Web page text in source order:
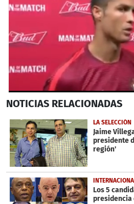
seconds
44
seconds
NOTICIAS RELACIONADAS
LA SELECCIÓN
Jaime
presidente
región'
Los 5
presidencia